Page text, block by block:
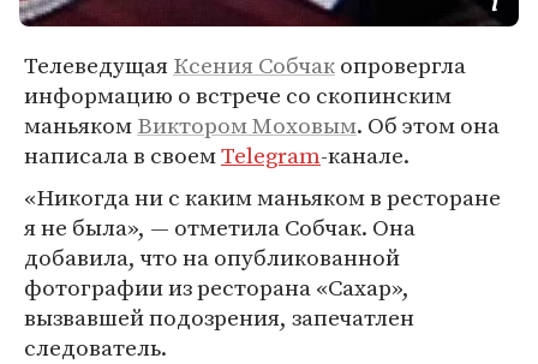
ТелеведущаяКсения Собчакопровергла
информацию о встрече со скопинским
маньякомВиктором Моховым. Об этом она
написала в своемTelegram-канале.
«Никогда ни с каким маньяком в ресторане
я не была», — отметила Собчак. Она
добавила, что на опубликованной
фотографии из ресторана «Сахар»,
вызвавшей подозрения, запечатлен
следователь.